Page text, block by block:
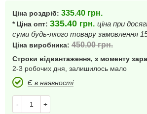
Ціна роздріб: 335.40 грн.
* Ціна опт: 335.40 грн. ціна при
суми будь-якого товару замовлення
Ціна виробника: 450.00грн.
Строки відвантаження, з моменту
2-3 робочих дня, залишилось мало
Є в наявності
- +